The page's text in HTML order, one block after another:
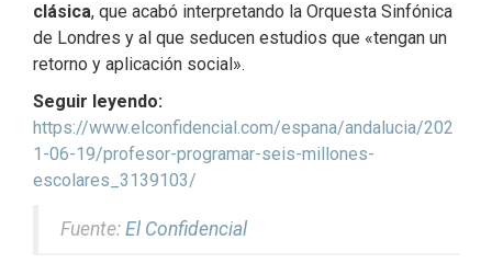
clásica, que acabó interpretando la Orquesta Sinfónica
de Londres y al que seducen estudios que «tengan un
retorno y aplicación social».
Seguir leyendo:
https://www.elconfidencial.com/espana/andalucia/202
1-06-19/profesor-programar-seis-millones-
escolares_3139103/
Fuente: El Confidencial